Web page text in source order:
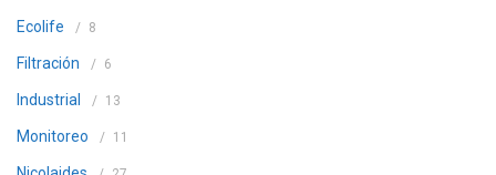
Ecolife 8
Filtración 6
Industrial 13
Monitoreo 11